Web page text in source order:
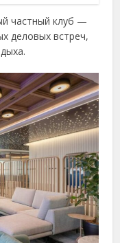
частный клуб —
деловых встреч,